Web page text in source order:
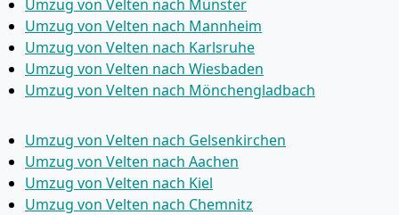
Umzug von Velten nach Münster
Umzug von Velten nach Mannheim
Umzug von Velten nach Karlsruhe
Umzug von Velten nach Wiesbaden
Umzug von Velten nach Mönchen­gladbach
Umzug von Velten nach Gelsenkirchen
Umzug von Velten nach Aachen
Umzug von Velten nach Kiel
Umzug von Velten nach Chemnitz